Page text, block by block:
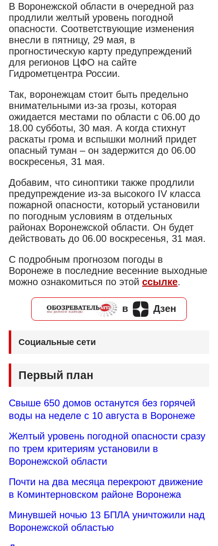
В Воронежской области в очередной раз
продлили желтый уровень погодной
опасности. Соответствующие изменения
внесли в пятницу, 29 мая, в
прогностическую карту предупреждений
для регионов ЦФО на сайте
Гидрометцентра России.
Так, воронежцам стоит быть предельно
внимательными из-за грозы, которая
ожидается местами по области с 06.00 до
18.00 субботы, 30 мая. А когда стихнут
раскаты грома и вспышки молний придет
опасный туман – он задержится до 06.00
воскресенья, 31 мая.
Добавим, что синоптики также продлили
предупреждение из-за высокого IV класса
пожарной опасности, который установили
по погодным условиям в отдельных
районах Воронежской области. Он будет
действовать до 06.00 воскресенья, 31 мая.
С подробным прогнозом погоды в
Воронеже в последние весенние выходные
можно ознакомиться по этой ссылке.
в Дзен
Социальные сети
Первый план
Свыше 650 домов останутся без горячей
воды на неделе с 10 августа в Воронеже
Желтый уровень погодной опасности сразу
по трем критериям установили в
Воронежской области
Почти на два месяца перекроют движение
в Коминтерновском районе Воронежа
Минувшей ночью 13 БПЛА уничтожили над
Воронежской областью